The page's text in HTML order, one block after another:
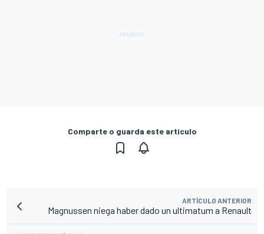
Comparte o guarda este artículo
ARTÍCULO ANTERIOR
Magnussen niega haber dado un ultimatum a Renault